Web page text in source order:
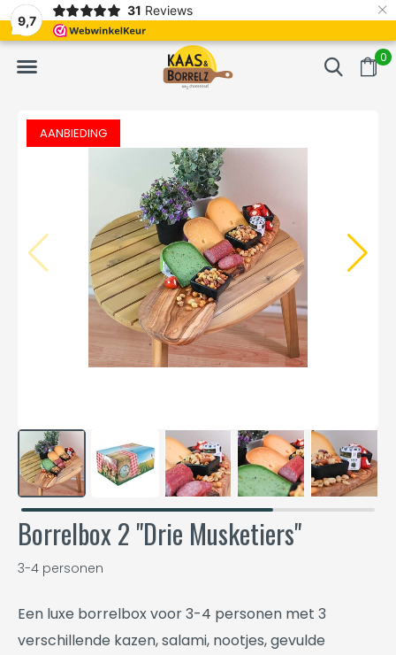
9,7
31 Reviews ×
0
Vaak volgende dag geleverd Gratis bezorgd
AANBIEDING
Borrelbox 2 "Drie Musketiers"
3-4 personen
Een luxe borrelbox voor 3-4 personen met 3
verschillende kazen, salami, nootjes, gevulde